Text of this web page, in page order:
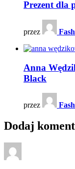
Prezent dla
przez
Anna
Black
przez
Dodaj